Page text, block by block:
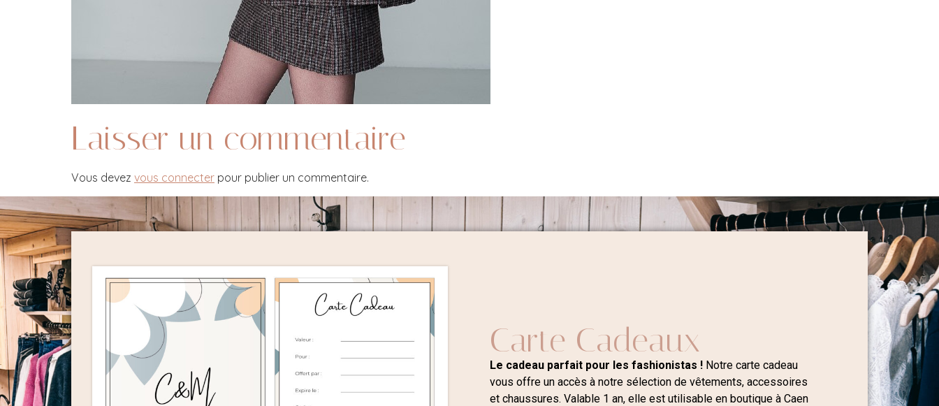
Laisser un commentaire
Vous devez vous connecter pour publier un commentaire.
Carte Cadeaux
Le cadeau parfait pour les fashionistas !Notre carte cadeau
vous offre un accès à notre sélection de vêtements, accessoires
et chaussures. Valable 1 an, elle est utilisable en boutique à Caen